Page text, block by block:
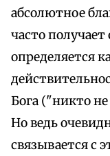
абсолютное
часто
определяется
Бога ("никто
Но ведь
связывается с